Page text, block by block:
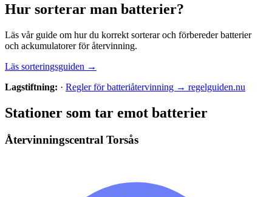
Hur sorterar man batterier?
Läs vår guide om hur du korrekt sorterar och förberederbatterier
och ackumulatorerför återvinning.
Läs sorteringsguiden →
Lagstiftning: · Regler för batteriåtervinning → regelguiden.nu
Stationer som tar emot batterier
Återvinningscentral Torsås